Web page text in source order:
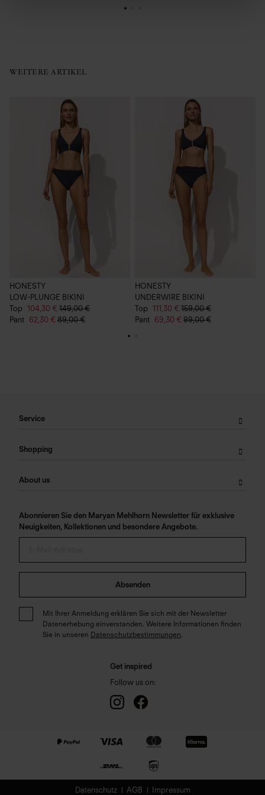
WEITERE ARTIKEL
HONESTY
LOW-PLUNGE BIKINI
Top 104,30 € 149,00 €
Pant 62,30 € 89,00 €
HONESTY
UNDERWIRE BIKINI
Top 111,30 € 159,00 €
Pant 69,30 € 99,00 €
Service
Shopping
About us
Abonnieren Sie den Maryan Mehlhorn Newsletter für exklusive
Neuigkeiten, Kollektionen und besondere Angebote.
Absenden
Mit Ihrer Anmeldung erklären Sie sich mit der Newsletter
Datenerhebung einverstanden. Weitere Informationen finden
Sie in unseren Datenschutzbestimmungen.
Get inspired
Follow us on:
Datenschutz AGB Impressum